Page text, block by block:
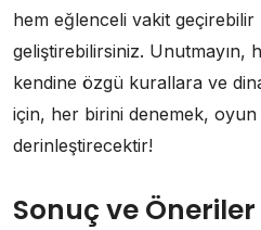
hem eğlenceli vakit
geliştirebilirsiniz. Unutmayın,
kendine özgü kurallara ve
için, her birini denemek, oyun
derinleştirecektir!
Sonuç ve Öneriler